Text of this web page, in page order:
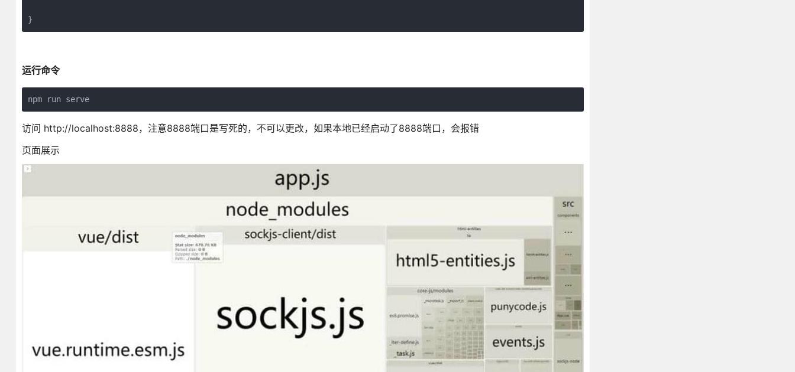
}
运行命令
npm run serve
访问 http://localhost:8888，注意8888端口是写死的，不可以更改，如果本地已经启动了8888端口，会报错
页面展示